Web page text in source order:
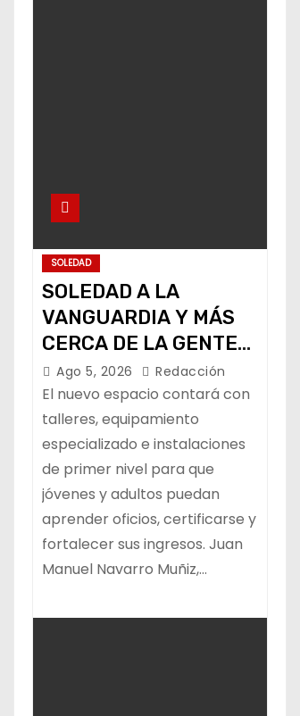
SOLEDAD
SOLEDAD A LA
VANGUARDIA Y MÁS
CERCA DE LA GENTE
CON NUEVO CENTRO
DE CAPACITACIÓN:
NAVARRO MUÑIZ
Ago 5, 2026 Redacción
El nuevo espacio contará con
talleres, equipamiento
especializado e instalaciones
de primer nivel para que
jóvenes y adultos puedan
aprender oficios, certificarse y
fortalecer sus ingresos. Juan
Manuel Navarro Muñiz,…